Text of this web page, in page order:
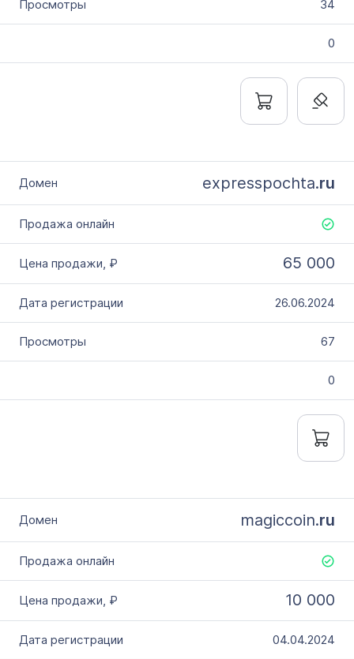
34
0
expresspochta.ru
65 000
26.06.2024
67
0
magiccoin.ru
10 000
04.04.2024